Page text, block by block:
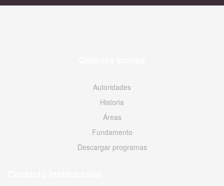
Autoridades
Historia
Áreas
Fundamento
Descargar programas